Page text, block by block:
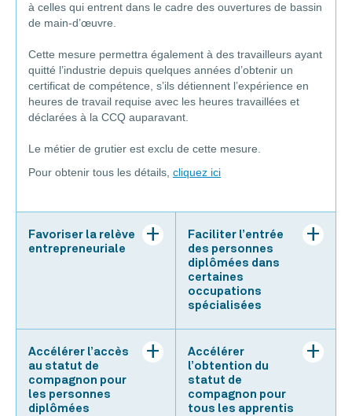
à celles qui entrent dans le cadre des ouvertures de bassin
de main-d’œuvre.
Cette mesure permettra également à des travailleurs ayant
quitté l’industrie depuis quelques années d’obtenir un
certificat de compétence, s’ils détiennent l’expérience en
heures de travail requise avec les heures travaillées et
déclarées à la CCQ auparavant.
Le métier de grutier est exclu de cette mesure.
Pour obtenir tous les détails, cliquez ici
Favoriser la relève
entrepreneuriale
Faciliter l’entrée
des personnes
diplômées dans
certaines
occupations
spécialisées
Accélérer l’accès
au statut de
compagnon pour
les personnes
diplômées
Accélérer
l’obtention du
statut de
compagnon pour
tous les apprentis